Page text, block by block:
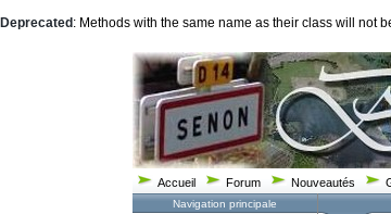
Deprecated : Methods with the same name as their class will not
Accueil Forum Nouveautés
Navigation principale